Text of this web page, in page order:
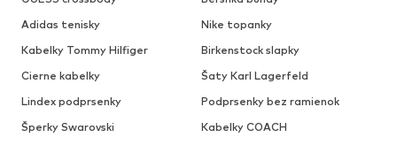
Adidas tenisky
Nike topanky
Kabelky Tommy Hilfiger
Birkenstock slapky
Cierne kabelky
Šaty Karl Lagerfeld
Lindex podprsenky
Podprsenky bez ramienok
Šperky Swarovski
Kabelky COACH